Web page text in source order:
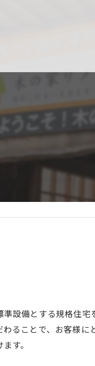
設備とする規格住
ることで、お客様
す。